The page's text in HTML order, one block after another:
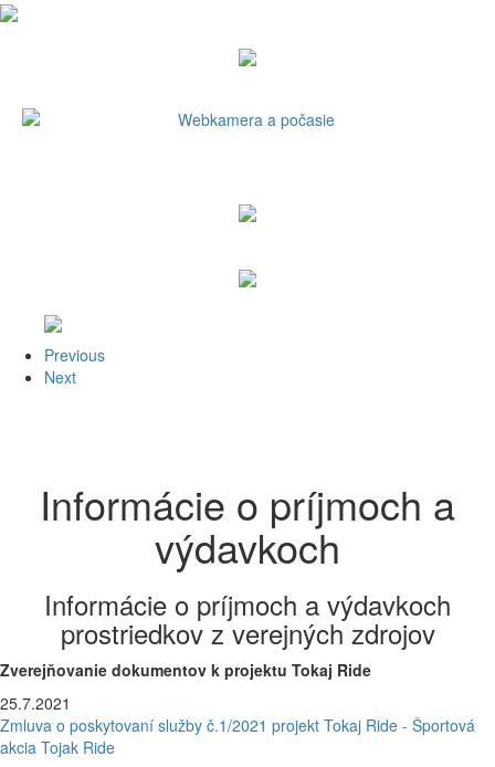
Previous
Next
Informácie o príjmoch a
výdavkoch
Informácie o príjmoch a výdavkoch
prostriedkov z verejných zdrojov
Zverejňovanie dokumentov k projektu Tokaj Ride
25.7.2021
Zmluva o poskytovaní služby č.1/2021 projekt Tokaj Ride - Športová
akcia Tojak Ride